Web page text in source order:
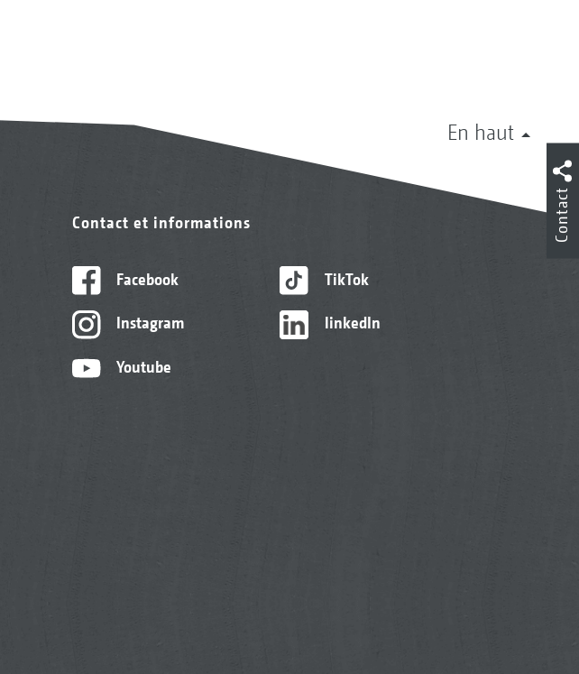
En haut
Contact et informations
Facebook
Instagram
Youtube
TikTok
linkedIn
Contact